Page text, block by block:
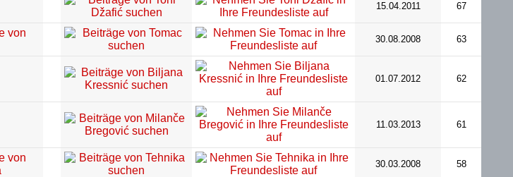
15.04.2011 67
30.08.2008 63
01.07.2012 62
11.03.2013 61
30.03.2008 58